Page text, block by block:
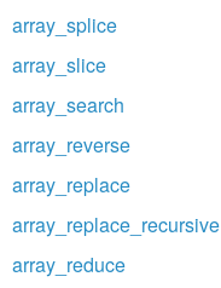
array_splice
array_slice
array_search
array_reverse
array_replace
array_replace_recursive
array_reduce